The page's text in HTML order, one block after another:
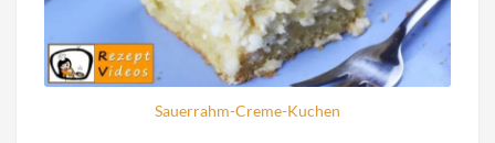
Sauerrahm-Creme-Kuchen